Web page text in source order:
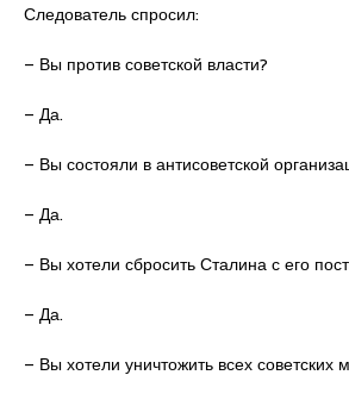
Следователь спросил:
– Вы против советской власти?
– Да.
– Вы состояли в антисоветской
– Да.
– Вы хотели сбросить Сталина с его
– Да.
– Вы хотели уничтожить всех советских